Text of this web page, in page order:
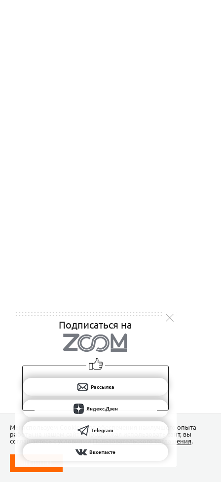
Подписаться на
Рассылка
Яндекс.Дзен
Telegram
Вконтакте
Мы используем Сookies для обеспечения наилучшего опыта
работы на нашем сайте. Продолжая использовать сайт, вы
соглашаетесь с условиямиПользовательского соглашения.
ПОНЯТНО